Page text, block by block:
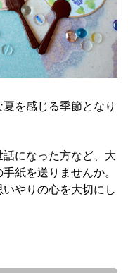
夏を感じ る季節となり
話になった方など 、大
手紙を送 りませんか。
いやりの心を大切にし